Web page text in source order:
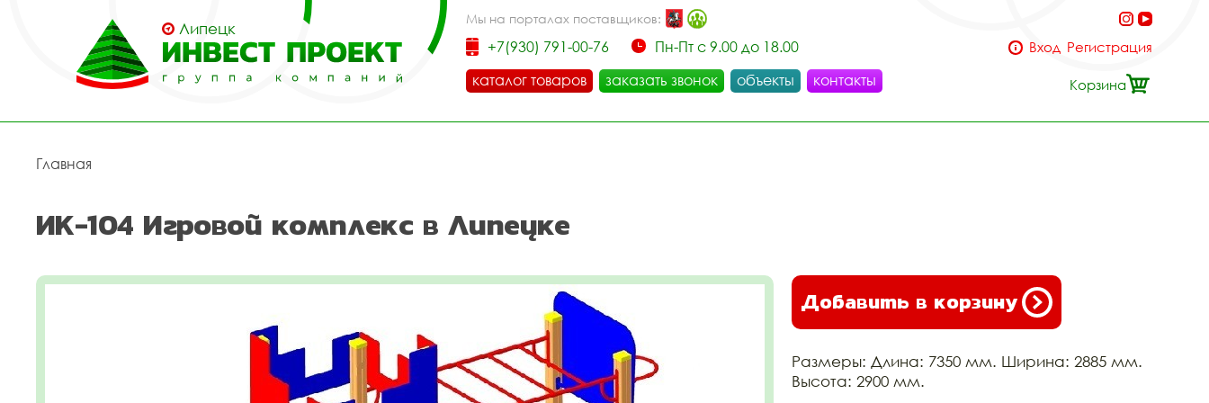
Липецк
Мы на порталах поставщиков:
+7(930) 791-00-76
Пн-Пт с 9.00 до 18.00
каталог товаров
заказать звонок объекты контакты
Вход Регистрация
Корзина
Главная
ИК-104 Игровой комплекс в Липецке
Добавить в корзину
Размеры: Длина: 7350 мм. Ширина: 2885 мм.
Высота: 2900 мм.